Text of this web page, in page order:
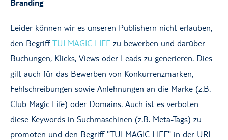
Branding
Leider können wir es unseren Publishern nicht erlauben,
den BegriffTUI MAGIC LIFE zu bewerben und darüber
Buchungen, Klicks, Views oder Leads zu generieren. Dies
gilt auch für das Bewerben von Konkurrenzmarken,
Fehlschreibungen sowie Anlehnungen an die Marke (z.B.
Club Magic Life) oder Domains. Auch ist es verboten
diese Keywords in Suchmaschinen (z.B. Meta-Tags) zu
promoten und den Begriff "TUI MAGIC LIFE" in der URL